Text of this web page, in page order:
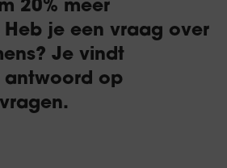
20% meer
Heb je een vraag over
Je vindt
antwoord op